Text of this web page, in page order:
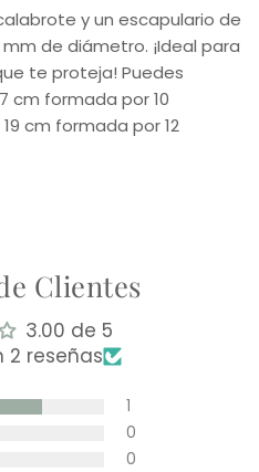
y un escapulario de
de diámetro. ¡Ideal para
te proteja! Puedes
cm formada por 10
cm formada por 12
Clientes
3.00 de 5
2 reseñas
1
0
0